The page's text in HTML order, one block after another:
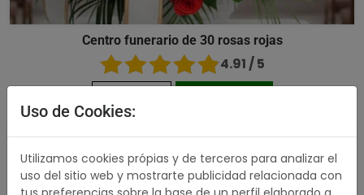
Centro funerario de 30 rosas rojas
4.91 / 5
190,00 € Comprar
503,00 €
Uso de Cookies:
Utilizamos cookies própias y de terceros para analizar el
uso del sitio web y mostrarte publicidad relacionada con